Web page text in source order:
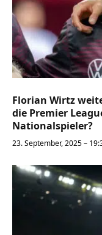
Florian Wirtz
die Premier
Nationalspieler?
23. September, 2025 –